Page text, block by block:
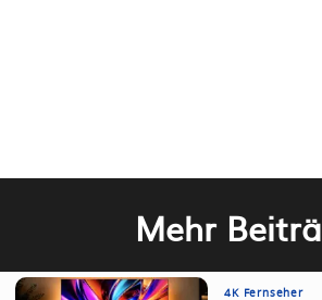
Mehr
4K Fernseher